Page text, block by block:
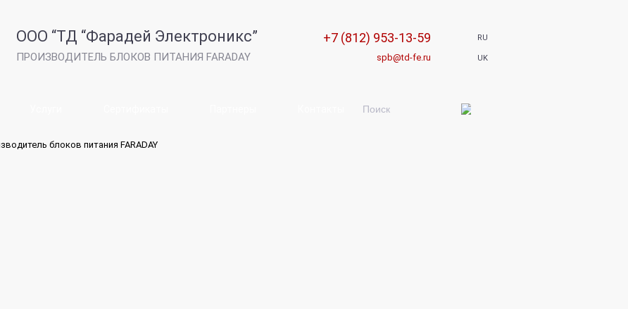
ООО “ТД “Фарадей Электроникс”
ПРОИЗВОДИТЕЛЬ БЛОКОВ ПИТАНИЯ FARADAY
RU
UK
+7 (812) 953-13-59
spb@td-fe.ru